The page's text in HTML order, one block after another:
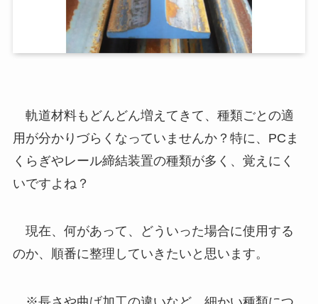
軌道材料もどんどん増えてきて、種類ごとの適
用が分かりづらくなっていませんか？特に、PCま
くらぎやレール締結装置の種類が多く、覚えにく
いですよね？
現在、何があって、どういった場合に使用する
のか、順番に整理していきたいと思います。